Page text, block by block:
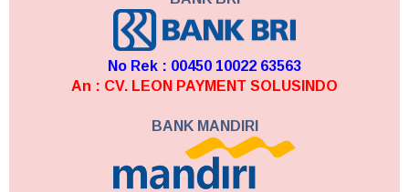
No Rek : 00450 10022 63563
An : CV. LEON PAYMENT SOLUSINDO
BANK MANDIRI